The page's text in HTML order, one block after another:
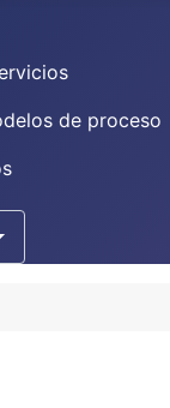
de proceso
su idioma